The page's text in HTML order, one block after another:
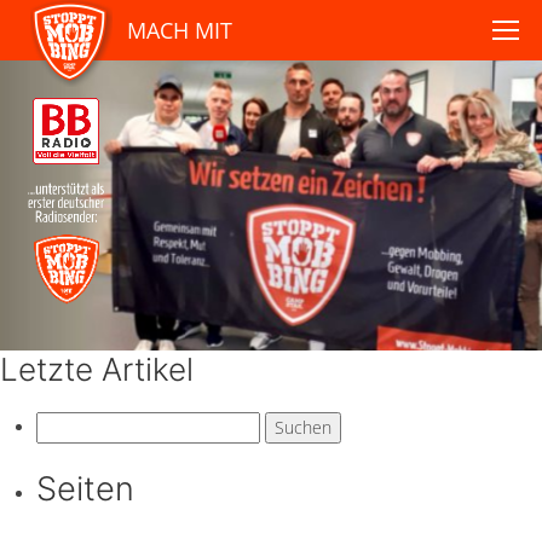
MACH MIT
Letzte Artikel
nach:
Seiten